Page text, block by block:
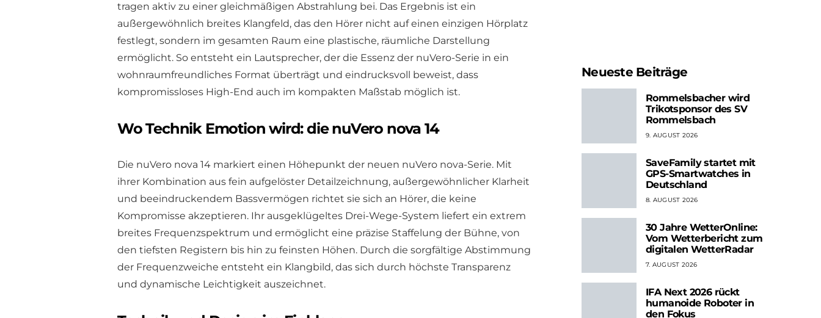
tragen aktiv zu einer gleichmäßigen Abstrahlung bei. Das Ergebnis ist ein
außergewöhnlich breites Klangfeld, das den Hörer nicht auf einen einzigen Hörplatz
festlegt, sondern im gesamten Raum eine plastische, räumliche Darstellung
ermöglicht. So entsteht ein Lautsprecher, der die Essenz der nuVero-Serie in ein
wohnraumfreundliches Format überträgt und eindrucksvoll beweist, dass
kompromissloses High-End auch im kompakten Maßstab möglich ist.
Wo Technik Emotion wird: die nuVero nova 14
Die nuVero nova 14 markiert einen Höhepunkt der neuen nuVero nova-Serie. Mit
ihrer Kombination aus fein aufgelöster Detailzeichnung, außergewöhnlicher Klarheit
und beeindruckendem Bassvermögen richtet sie sich an Hörer, die keine
Kompromisse akzeptieren. Ihr ausgeklügeltes Drei-Wege-System liefert ein extrem
breites Frequenzspektrum und ermöglicht eine präzise Staffelung der Bühne, von
den tiefsten Registern bis hin zu feinsten Höhen. Durch die sorgfältige Abstimmung
der Frequenzweiche entsteht ein Klangbild, das sich durch höchste Transparenz
und dynamische Leichtigkeit auszeichnet.
Neueste Beiträge
Rommelsbacher wird
Trikotsponsor des SV
Rommelsbach
9. AUGUST 2026
SaveFamily startet mit
GPS-Smartwatches in
Deutschland
8. AUGUST 2026
30 Jahre WetterOnline:
Vom Wetterbericht zum
digitalen WetterRadar
7. AUGUST 2026
IFA Next 2026 rückt
humanoide Roboter in
den Fokus